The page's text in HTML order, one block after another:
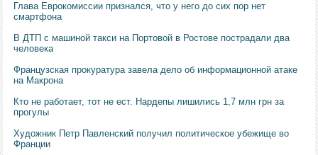
Глава Еврокомиссии признался, что у него до сих пор нет
смартфона
В ДТП с машиной такси на Портовой в Ростове пострадали два
человека
Французская прокуратура завела дело об информационной атаке
на Макрона
Кто не работает, тот не ест. Нардепы лишились 1,7 млн грн за
прогулы
Художник Петр Павленский получил политическое убежище во
Франции